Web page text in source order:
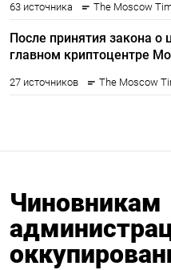
Чиновникам